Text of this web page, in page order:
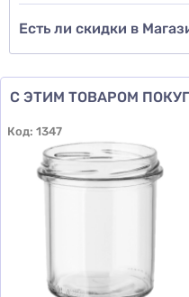
Есть ли скидки в
С ЭТИМ ТОВАРОМ
Код: 1347